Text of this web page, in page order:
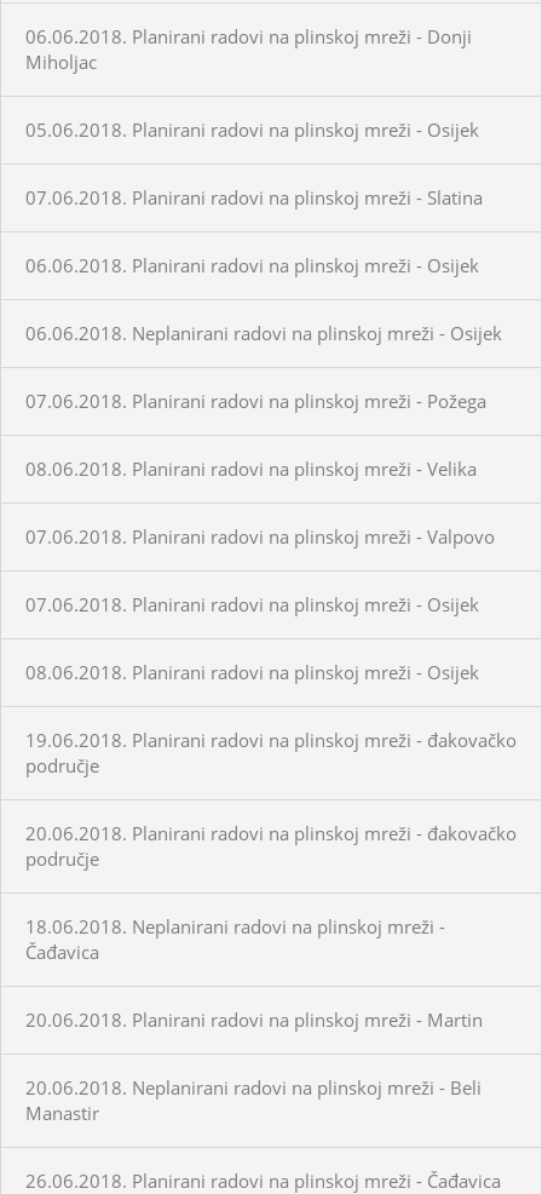
06.06.2018. Planirani radovi na plinskoj mreži - Donji
Miholjac
05.06.2018. Planirani radovi na plinskoj mreži - Osijek
07.06.2018. Planirani radovi na plinskoj mreži - Slatina
06.06.2018. Planirani radovi na plinskoj mreži - Osijek
06.06.2018. Neplanirani radovi na plinskoj mreži - Osijek
07.06.2018. Planirani radovi na plinskoj mreži - Požega
08.06.2018. Planirani radovi na plinskoj mreži - Velika
07.06.2018. Planirani radovi na plinskoj mreži - Valpovo
07.06.2018. Planirani radovi na plinskoj mreži - Osijek
08.06.2018. Planirani radovi na plinskoj mreži - Osijek
19.06.2018. Planirani radovi na plinskoj mreži - đakovačko
područje
20.06.2018. Planirani radovi na plinskoj mreži - đakovačko
područje
18.06.2018. Neplanirani radovi na plinskoj mreži -
Čađavica
20.06.2018. Planirani radovi na plinskoj mreži - Martin
20.06.2018. Neplanirani radovi na plinskoj mreži - Beli
Manastir
26.06.2018. Planirani radovi na plinskoj mreži - Čađavica